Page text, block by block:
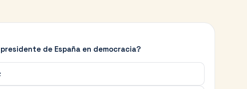
de España en democracia?